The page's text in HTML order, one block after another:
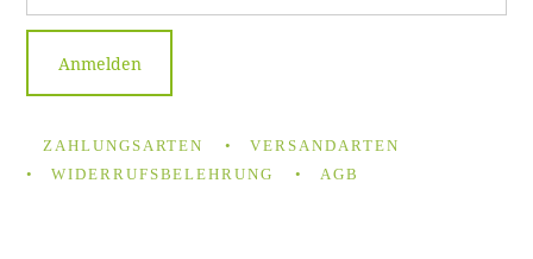
ZAHLUNGSARTEN
VERSANDARTEN
WIDERRUFSBELEHRUNG
AGB